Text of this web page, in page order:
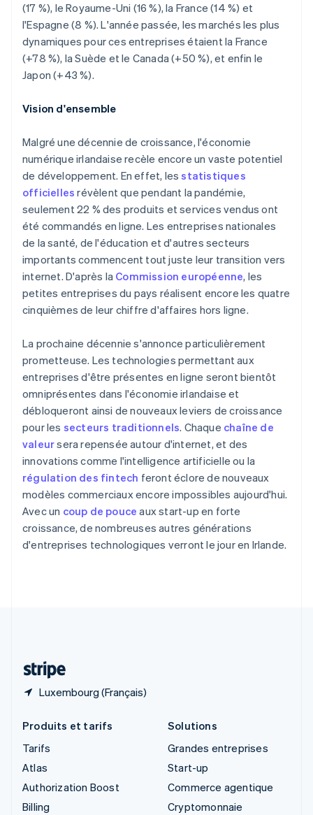
(17 %), le Royaume-Uni (16 %), la France (14 %) et
l'Espagne (8 %). L'année passée, les marchés les plus
dynamiques pour ces entreprises étaient la France
(+78 %), la Suède et le Canada (+50 %), et enfin le
Japon (+43 %).
Vision d'ensemble
Malgré une décennie de croissance, l'économie
numérique irlandaise recèle encore un vaste potentiel
de développement. En effet, lesstatistiques
officielles révèlent que pendant la pandémie,
seulement 22 % des produits et services vendus ont
été commandés en ligne. Les entreprises nationales
de la santé, de l'éducation et d'autres secteurs
importants commencent tout juste leur transition vers
internet. D'après la Commission européenne, les
petites entreprises du pays réalisent encore les quatre
cinquièmes de leur chiffre d'affaires hors ligne.
La prochaine décennie s'annonce particulièrement
prometteuse. Les technologies permettant aux
entreprises d'être présentes en ligne seront bientôt
omniprésentes dans l'économie irlandaise et
débloqueront ainsi de nouveaux leviers de croissance
pour les secteurs traditionnels. Chaque chaîne de
valeursera repensée autour d'internet, et des
innovations comme l'intelligence artificielle ou la
régulation des fintech feront éclore de nouveaux
modèles commerciaux encore impossibles aujourd'hui.
Avec un coup de pouce aux start-up en forte
croissance, de nombreuses autres générations
d'entreprises technologiques verront le jour en Irlande.
Luxembourg (Français)
Italiano English
日本語 English
Lettonie
English
Liechtenstein
Lituanie
Luxembourg
Français Deutsch English
Malaisie
English简体中文
Malte
English
Español English
Norvège
English
Nouvelle-Zélande
English
Pays-Bas
NederlandsEnglish
English
Portugal
PortuguêsEnglish
R.A.S. de Hong Kong, Chine
English简体中文
République tchèque
English
Roumanie
English
Royaume-Uni
English
English简体中文
Slovaquie
English
Produits et tarifs
Tarifs
Atlas
Authorization Boost
Billing
Solutions
Grandes entreprises
Start-up
Commerce agentique
Cryptomonnaie